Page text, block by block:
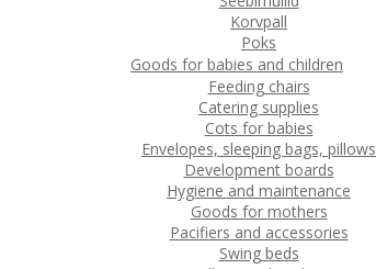
Korvpall
Poks
Goods for babies and children
Feeding chairs
Catering supplies
Cots for babies
Envelopes, sleeping bags, pillows
Development boards
Hygiene and maintenance
Goods for mothers
Pacifiers and accessories
Swing beds